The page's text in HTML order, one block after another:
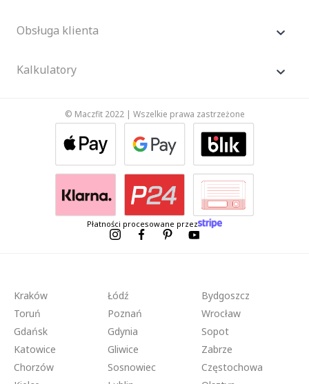
Obsługa klienta
Kalkulatory
© Maczfit 2022 | Wszelkie prawa zastrzeżone
Płatności procesowane przez
Kraków Łódź
Bydgoszcz
Toruń
Poznań
Wrocław
Gdańsk
Gdynia
Sopot
Katowice
Gliwice
Zabrze
Chorzów
Sosnowiec
Częstochowa